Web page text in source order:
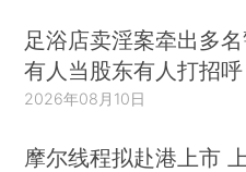
足浴店卖淫案牵出多
有人当股东有人打招呼
2026年08月10日
摩尔线程拟赴港上市